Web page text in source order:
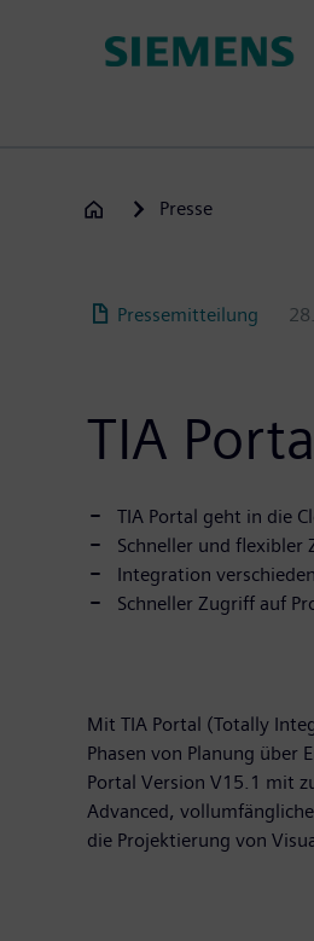
Presse
Pressemitteilung
TIA
TIA Portal geht in die
Schneller und
Integration
Schneller Zugriff auf
Mit TIA Portal (Totally
Phasen von Planung über
Portal Version V15.1 mit
Advanced,
die Projektierung von